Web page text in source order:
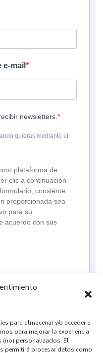
para almacenar y/o acceder a
para mejorar la experiencia
(no) personalizados. El
permitirá procesar datos como
mail
newsletters.
quieras mediante el
plataforma de
clic a continuación
consiente
proporcionada sea
para su
acuerdo con sus